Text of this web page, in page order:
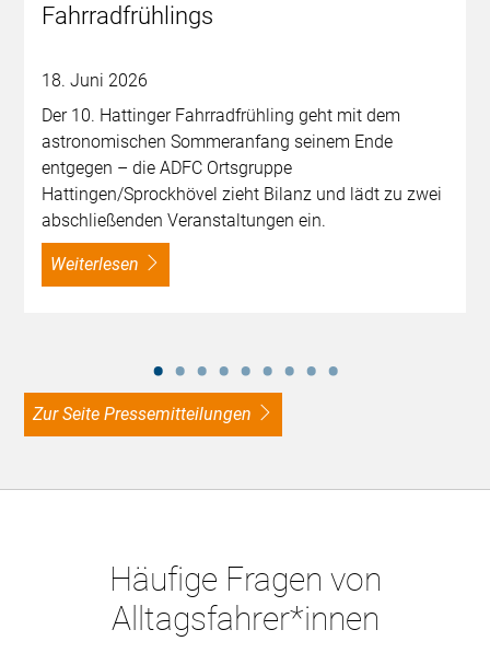
Fahrradfrühlings
18. Juni 2026
Der 10. Hattinger Fahrradfrühling geht mit dem
astronomischen Sommeranfang seinem Ende
entgegen – die ADFC Ortsgruppe
Hattingen/Sprockhövel zieht Bilanz und lädt zu zwei
abschließenden Veranstaltungen ein.
weiterlesen
zur Seite Pressemitteilungen
Häufige Fragen von
Alltagsfahrer*innen